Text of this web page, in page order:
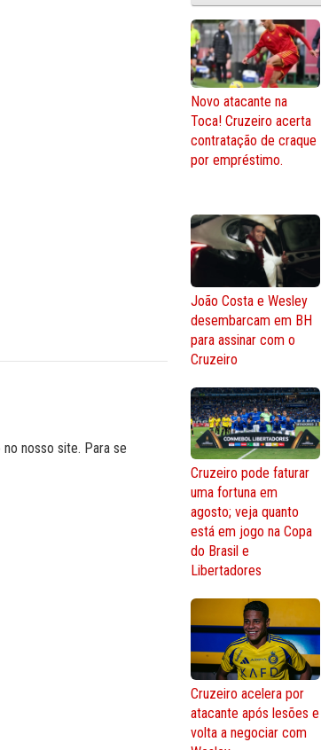
nosso site. Para se
Novo atacante na
Toca! Cruzeiro acerta
contratação de craque
por empréstimo.
João Costa e Wesley
desembarcam em BH
para assinar com o
Cruzeiro
Cruzeiro pode faturar
uma fortuna em
agosto; veja quanto
está em jogo na Copa
do Brasil e
Libertadores
Cruzeiro acelera por
atacante após lesões e
volta a negociar com